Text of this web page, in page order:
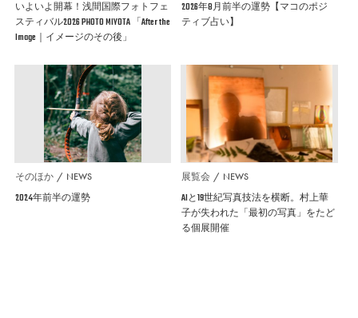
いよいよ開幕！浅間国際フォトフェ
スティバル2026 PHOTO MIYOTA 「After the
Image｜イメージのその後」
2026年8月前半の運勢【マコのポジ
ティブ占い】
そのほか NEWS
2024年前半の運勢
展覧会 NEWS
AIと19世紀写真技法を横断。村上華
子が失われた「最初の写真」をたど
る個展開催